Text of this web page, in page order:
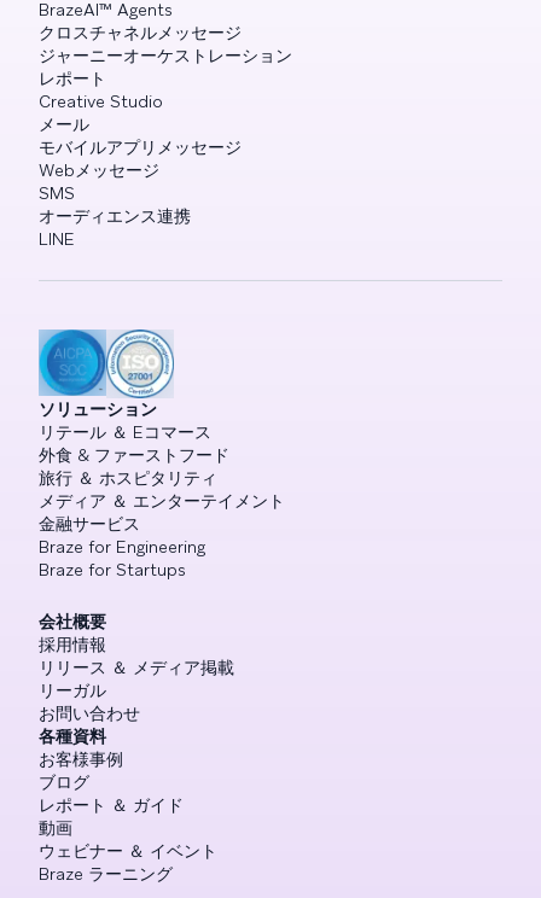
BrazeAI™ Agents
クロスチャネルメッセージ
ジャーニーオーケストレーション
レポート
Creative Studio
メール
モバイルアプリメッセージ
Webメッセージ
SMS
オーディエンス連携
LINE
ソリューション
リテール ＆ Eコマース
外食 & ファーストフード
旅行 ＆ ホスピタリティ
メディア ＆ エンターテイメント
金融サービス
Braze for Engineering
Braze for Startups
会社概要
採用情報
リリース ＆ メディア掲載
リーガル
お問い合わせ
各種資料
お客様事例
ブログ
レポート ＆ ガイド
動画
ウェビナー ＆ イベント
Braze ラーニング